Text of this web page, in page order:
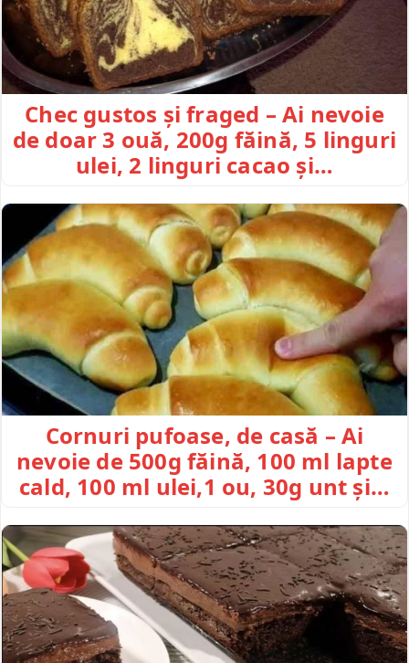
Chec gustos și fraged – Ai nevoie
de doar 3 ouă, 200g făină, 5 linguri
ulei, 2 linguri cacao și…
Cornuri pufoase, de casă – Ai
nevoie de 500g făină, 100 ml lapte
cald, 100 ml ulei,1 ou, 30g unt și…